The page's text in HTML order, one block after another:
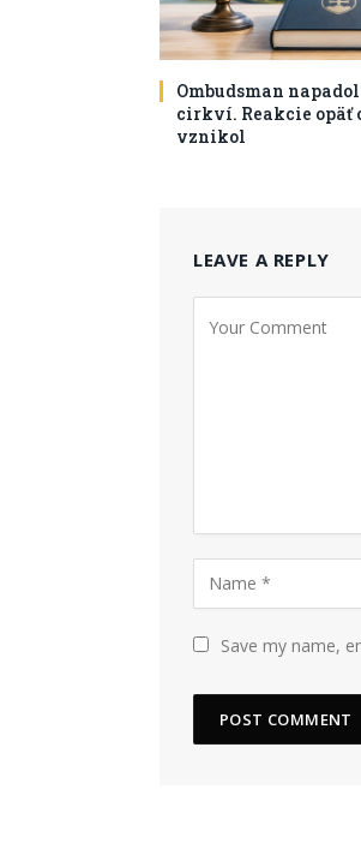
Ombudsman
cirkví. Reakcie opäť
vznikol
LEAVE A REPLY
Save my name,